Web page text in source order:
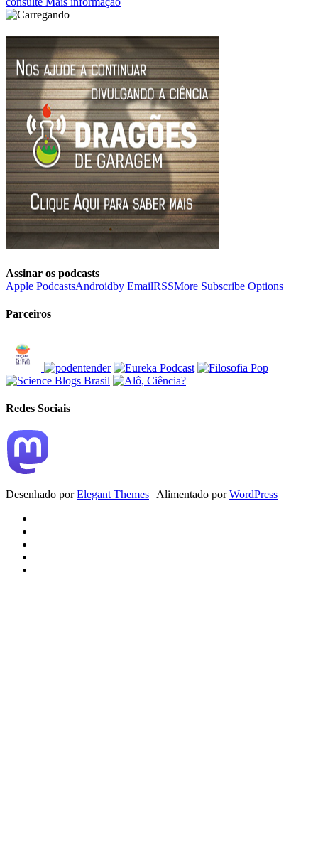
Assinar os podcasts
Apple PodcastsAndroidby EmailRSSMore Subscribe Options
Parceiros
Redes Sociais
Desenhado porElegant Themes | Alimentado porWordPress